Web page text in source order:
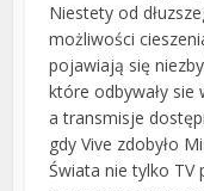
Niestety od
możliwości
pojawiają się
które odbywały sie
a transmisje
gdy Vive zdobyło
Świata nie tylko TV